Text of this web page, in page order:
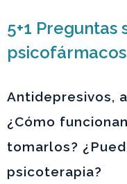
5+1 Preguntas
psicofármacos
Antidepresivos,
¿Cómo
tomarlos?
psicoterapia?